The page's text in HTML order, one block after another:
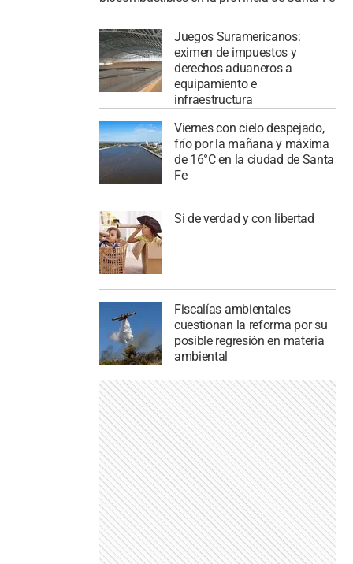
Juegos Suramericanos:
eximen de impuestos y
derechos aduaneros a
equipamiento e
infraestructura
Viernes con cielo despejado,
frío por la mañana y máxima
de 16°C en la ciudad de Santa
Fe
Si de verdad y con libertad
Fiscalías ambientales
cuestionan la reforma por su
posible regresión en materia
ambiental